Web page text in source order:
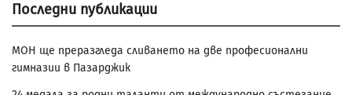
Последни публикации
МОН ще преразгледа сливането на две професионални
гимназии в Пазарджик